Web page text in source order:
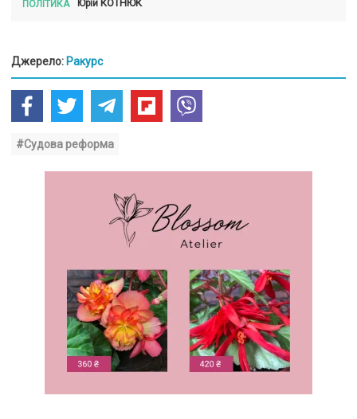
ПОЛІТИКА Юрій КОТНЮК
Джерело: Ракурс
#Судова реформа